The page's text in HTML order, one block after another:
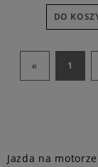
DO
« 1
Jazda na